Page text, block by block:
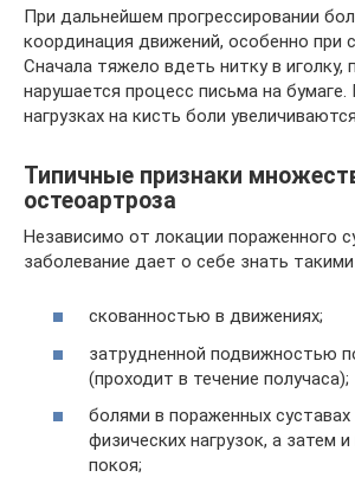
При дальнейшем прогрессировании
координация движений, особенно при
Сначала тяжело вдеть нитку в иголку,
нарушается процесс письма на
нагрузках на кисть боли увеличиваются.
Типичные признаки
остеоартроза
Независимо от локации пораженного
заболевание дает о себе знать
скованностью в движениях;
затрудненной подвижностью
(проходит в течение получаса);
болями в пораженных суставах
физических нагрузок, а затем
покоя;